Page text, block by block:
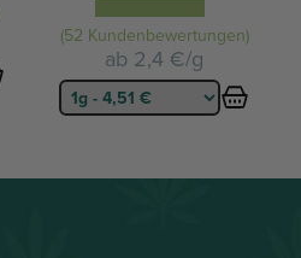
(52 Kundenbewertungen)
ab 2,4 €/g